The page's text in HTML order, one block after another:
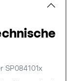
SP084101x